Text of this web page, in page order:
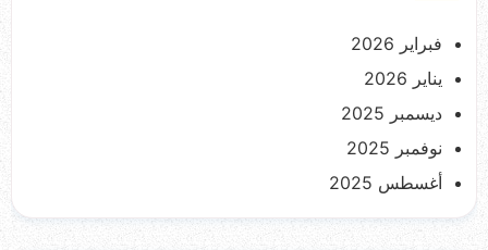
فبراير 2026
يناير 2026
ديسمبر 2025
نوفمبر 2025
أغسطس 2025